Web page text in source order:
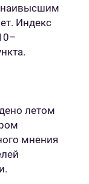
наивысшим
Индекс
летом
мнения